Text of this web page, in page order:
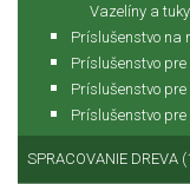
Vazelíny a tuky
Príslušenstvo na
Príslušenstvo
Príslušenstvo
Príslušenstvo
SPRACOVANIE DREVA